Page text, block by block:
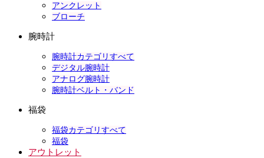
アンクレット
ブローチ
腕時計
腕時計カテゴリすべて
デジタル腕時計
アナログ腕時計
腕時計ベルト・バンド
福袋
福袋カテゴリすべて
福袋
アウトレット